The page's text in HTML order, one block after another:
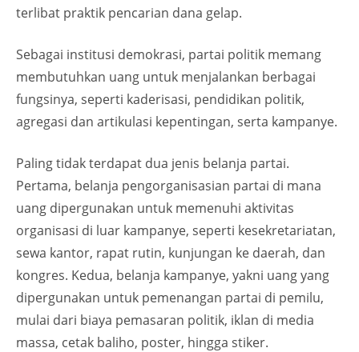
terlibat praktik pencarian dana gelap.
Sebagai institusi demokrasi, partai politik memang
membutuhkan uang untuk menjalankan berbagai
fungsinya, seperti kaderisasi, pendidikan politik,
agregasi dan artikulasi kepentingan, serta kampanye.
Paling tidak terdapat dua jenis belanja partai.
Pertama, belanja pengorganisasian partai di mana
uang dipergunakan untuk memenuhi aktivitas
organisasi di luar kampanye, seperti kesekretariatan,
sewa kantor, rapat rutin, kunjungan ke daerah, dan
kongres. Kedua, belanja kampanye, yakni uang yang
dipergunakan untuk pemenangan partai di pemilu,
mulai dari biaya pemasaran politik, iklan di media
massa, cetak baliho, poster, hingga stiker.